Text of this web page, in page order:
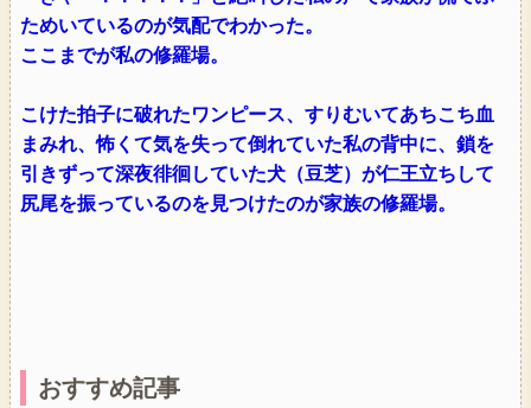
ためいているのが気配でわかった。
ここまでが私の修羅場。
こけた拍子に破れたワンピース、すりむいてあちこち血
まみれ、怖くて気を失って倒れていた私の背中に、鎖を
引きずって深夜徘徊していた犬（豆芝）が仁王立ちして
尻尾を振っているのを見つけたのが家族の修羅場。
おすすめ記事